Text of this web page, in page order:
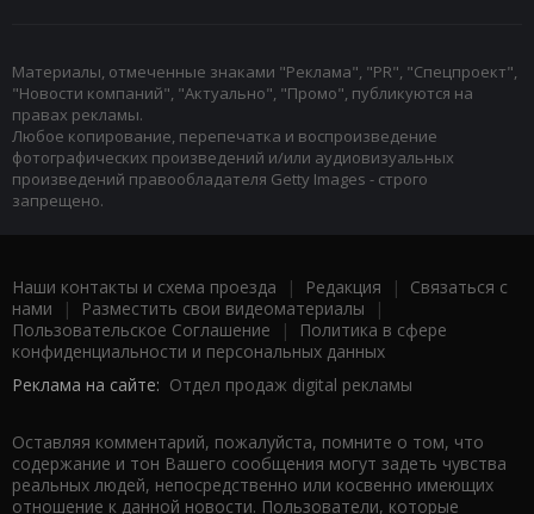
Материалы, отмеченные знаками "Реклама", "PR", "Спецпроект",
"Новости компаний", "Актуально", "Промо", публикуются на
правах рекламы.
Любое копирование, перепечатка и воспроизведение
фотографических произведений и/или аудиовизуальных
произведений правообладателя Getty Images - строго
запрещено.
Наши контакты и схема проезда | Редакция | Связаться с
нами | Разместить свои видеоматериалы |
Пользовательское Соглашение |
Политика в сфере
конфиденциальности и персональных данных
Реклама на сайте: Отдел продаж digital рекламы
Оставляя комментарий, пожалуйста, помните о том, что
содержание и тон Вашего сообщения могут задеть чувства
реальных людей, непосредственно или косвенно имеющих
отношение к данной новости. Пользователи, которые